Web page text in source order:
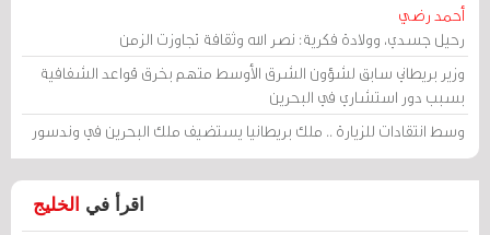
أحمد رضي
رحيل جسدي، وولادة فكرية: نصر الله وثقافة تجاوزت الزمن
وزير بريطاني سابق لشؤون الشرق الأوسط متهم بخرق قواعد الشفافية
بسبب دور استشاري في البحرين
وسط انتقادات للزيارة .. ملك بريطانيا يستضيف ملك البحرين في وندسور
اقرأ في الخليج